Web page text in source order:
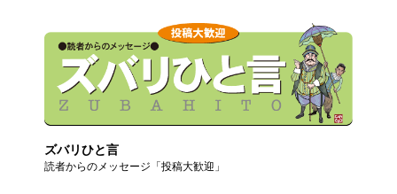
ズバリひと言
読者からのメッセージ「投稿大歓迎」